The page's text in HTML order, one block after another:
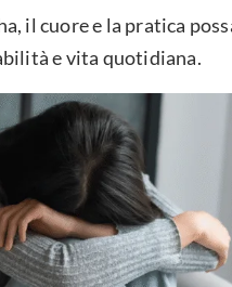
il cuore e la pratica
e vita quotidiana.